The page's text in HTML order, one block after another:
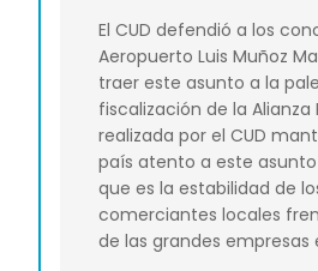
El CUD defendió a los
Aeropuerto Luis Muñoz
traer este asunto a la
fiscalización de la Alianza
realizada por el CUD
país atento a este
que es la estabilidad de
comerciantes locales
de las grandes empresas